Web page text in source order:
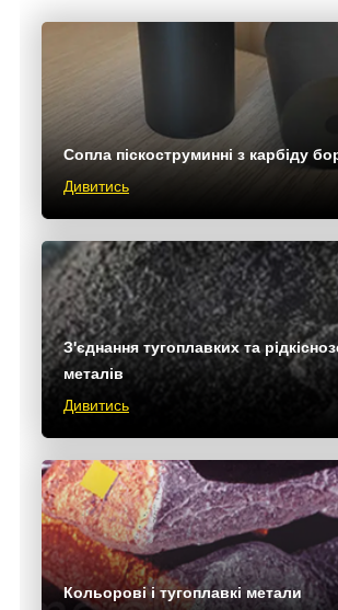
Сопла піскоструминні з карбіду
Дивитись
З'єднання тугоплавких та
металів
Дивитись
Кольорові і тугоплавкі метали